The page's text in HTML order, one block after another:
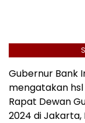
Gubernur Bank
mengatakan
Rapat Dewan
2024 di Jakarta,